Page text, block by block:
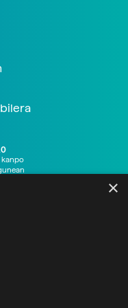
kanpo
×